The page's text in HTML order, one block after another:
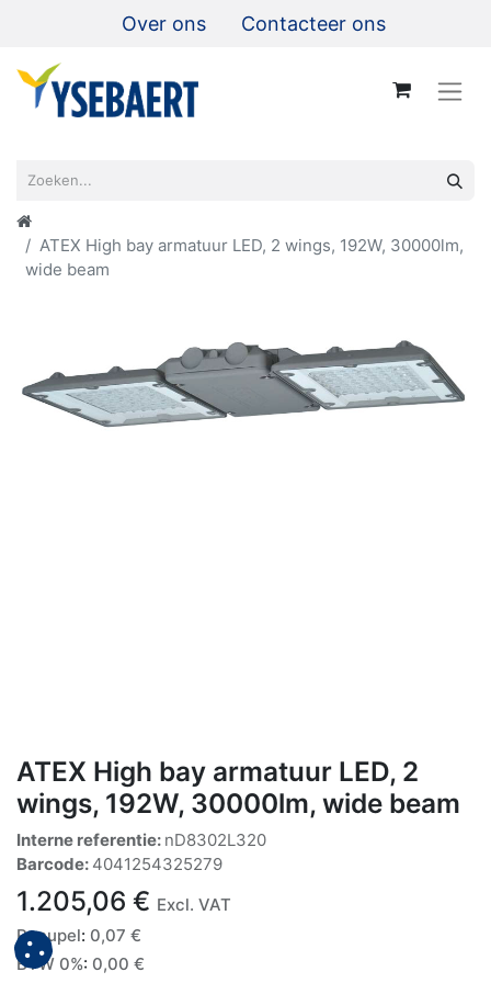
Over ons Contacteer ons
ATEX High bay armatuur LED, 2 wings, 192W, 30000lm,
wide beam
ATEX High bay armatuur LED, 2
wings, 192W, 30000lm, wide beam
Interne referentie: nD8302L320
Barcode: 4041254325279
1.205,06 € Excl. VAT
Recupel: 0,07 €
BTW 0%: 0,00 €